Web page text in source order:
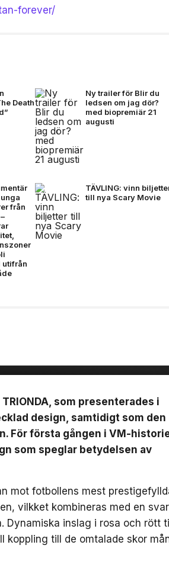
forever/
Death
Ny trailer för Blir du
ledsen om jag dör?
med biopremiär 21
augusti
från
utifrån
TÄVLING: vinn
till nya Scary Movie
som presenterades i
design, samtidigt som den
För första gången i VM-
som speglar betydelsen av
mot fotbollens mest
vilkket kombineras med en
Dynamiska inslag i rosa och rött
koppling till de omtalade skor